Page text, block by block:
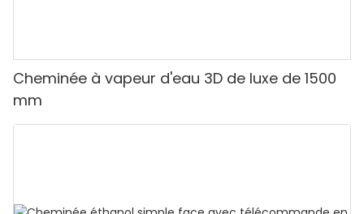
Cheminée à vapeur d'eau 3D de luxe de 1500
mm